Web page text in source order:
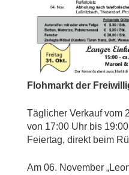
Flohmarkt der
Täglicher Verkauf vom
von 17:00 Uhr bis
Feiertag, direkt beim
Am 06. November